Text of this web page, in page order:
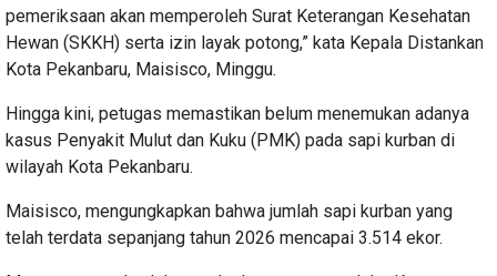
pemeriksaan akan memperoleh Surat Keterangan Kesehatan
Hewan (SKKH) serta izin layak potong,” kata Kepala Distankan
Kota Pekanbaru, Maisisco, Minggu.
Hingga kini, petugas memastikan belum menemukan adanya
kasus Penyakit Mulut dan Kuku (PMK) pada sapi kurban di
wilayah Kota Pekanbaru.
Maisisco, mengungkapkan bahwa jumlah sapi kurban yang
telah terdata sepanjang tahun 2026 mencapai 3.514 ekor.